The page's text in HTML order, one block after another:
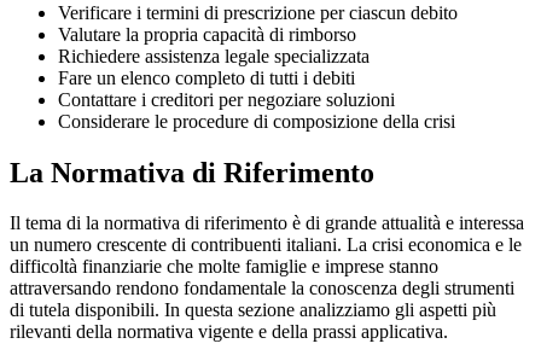
Verificare i termini di prescrizione per ciascun debito
Valutare la propria capacità di rimborso
Richiedere assistenza legale specializzata
Fare un elenco completo di tutti i debiti
Contattare i creditori per negoziare soluzioni
Considerare le procedure di composizione della crisi
La Normativa di Riferimento
Il tema di la normativa di riferimento è di grande attualità e interessa
un numero crescente di contribuenti italiani. La crisi economica e le
difficoltà finanziarie che molte famiglie e imprese stanno
attraversando rendono fondamentale la conoscenza degli strumenti
di tutela disponibili. In questa sezione analizziamo gli aspetti più
rilevanti della normativa vigente e della prassi applicativa.